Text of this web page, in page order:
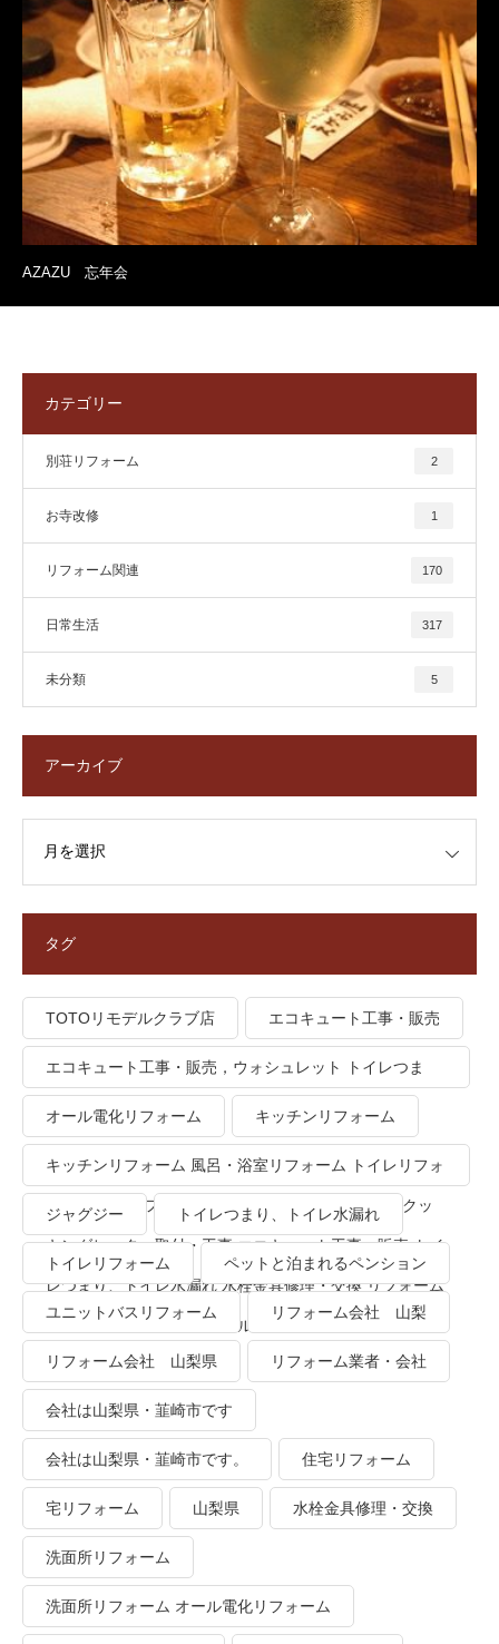
AZAZU 忘年会
カテゴリー
別荘リフォーム 2
お寺改修 1
リフォーム関連 170
日常生活 317
未分類 5
アーカイブ
タグ
TOTOリモデルクラブ店 エコキュート工事・販売
エコキュート工事・販売，ウォシュレット トイレつま
り、トイレ水漏れ
オール電化リフォーム キッチンリフォーム
キッチンリフォーム 風呂・浴室リフォーム トイレリフォ
ーム 洗面所リフォーム オール電化リフォーム ＩＨクッ
キングヒーター取付・工事 エコキュート工事・販売 トイ
レつまり、トイレ水漏れ 水栓金具修理・交換 リフォーム
業者・会社 ＴＯＴＯリモデルクラブ
ジャグジー トイレつまり、トイレ水漏れ
トイレリフォーム ペットと泊まれるペンション
ユニットバスリフォーム リフォーム会社 山梨
リフォーム会社 山梨県 リフォーム業者・会社
会社は山梨県・韮崎市です
会社は山梨県・韮崎市です。 住宅リフォーム
宅リフォーム 山梨県 水栓金具修理・交換
洗面所リフォーム
洗面所リフォーム オール電化リフォーム